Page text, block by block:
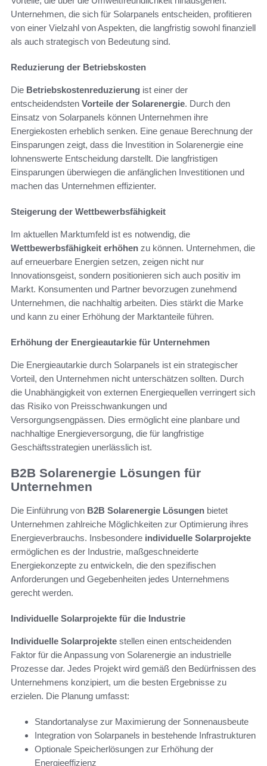
Unternehmen, die sich für Solarpanels entscheiden, profitieren
von einer Vielzahl von Aspekten, die langfristig sowohl finanziell
als auch strategisch von Bedeutung sind.
Reduzierung der Betriebskosten
Die Betriebskostenreduzierung ist einer der
entscheidendsten Vorteile der Solarenergie. Durch den
Einsatz von Solarpanels können Unternehmen ihre
Energiekosten erheblich senken. Eine genaue Berechnung der
Einsparungen zeigt, dass die Investition in Solarenergie eine
lohnenswerte Entscheidung darstellt. Die langfristigen
Einsparungen überwiegen die anfänglichen Investitionen und
machen das Unternehmen effizienter.
Steigerung der Wettbewerbsfähigkeit
Im aktuellen Marktumfeld ist es notwendig, die
Wettbewerbsfähigkeit erhöhen zu können. Unternehmen, die
auf erneuerbare Energien setzen, zeigen nicht nur
Innovationsgeist, sondern positionieren sich auch positiv im
Markt. Konsumenten und Partner bevorzugen zunehmend
Unternehmen, die nachhaltig arbeiten. Dies stärkt die Marke
und kann zu einer Erhöhung der Marktanteile führen.
Erhöhung der Energieautarkie für Unternehmen
Die Energieautarkie durch Solarpanels ist ein strategischer
Vorteil, den Unternehmen nicht unterschätzen sollten. Durch
die Unabhängigkeit von externen Energiequellen verringert sich
das Risiko von Preisschwankungen und
Versorgungsengpässen. Dies ermöglicht eine planbare und
nachhaltige Energieversorgung, die für langfristige
Geschäftsstrategien unerlässlich ist.
B2B Solarenergie Lösungen für
Unternehmen
Die Einführung von B2B Solarenergie Lösungen bietet
Unternehmen zahlreiche Möglichkeiten zur Optimierung ihres
Energieverbrauchs. Insbesondere individuelle Solarprojekte
ermöglichen es der Industrie, maßgeschneiderte
Energiekonzepte zu entwickeln, die den spezifischen
Anforderungen und Gegebenheiten jedes Unternehmens
gerecht werden.
Individuelle Solarprojekte für die Industrie
Individuelle Solarprojekte stellen einen entscheidenden
Faktor für die Anpassung von Solarenergie an industrielle
Prozesse dar. Jedes Projekt wird gemäß den Bedürfnissen des
Unternehmens konzipiert, um die besten Ergebnisse zu
erzielen. Die Planung umfasst:
Standortanalyse zur Maximierung der Sonnenausbeute
Integration von Solarpanels in bestehende Infrastrukturen
Optionale Speicherlösungen zur Erhöhung der
Energieeffizienz